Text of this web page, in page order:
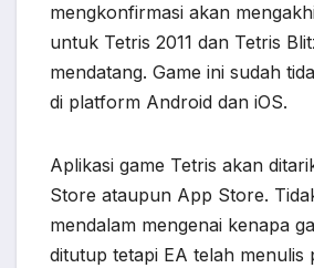
mengkonfirmasi akan
untuk Tetris 2011 dan Tetris
mendatang. Game ini sudah
di platform Android dan iOS.
Aplikasi game Tetris akan
Store ataupun App Store.
mendalam mengenai kenapa
ditutup tetapi EA telah menulis